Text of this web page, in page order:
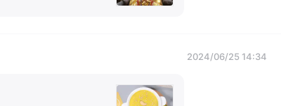
2024/06/25 14:34